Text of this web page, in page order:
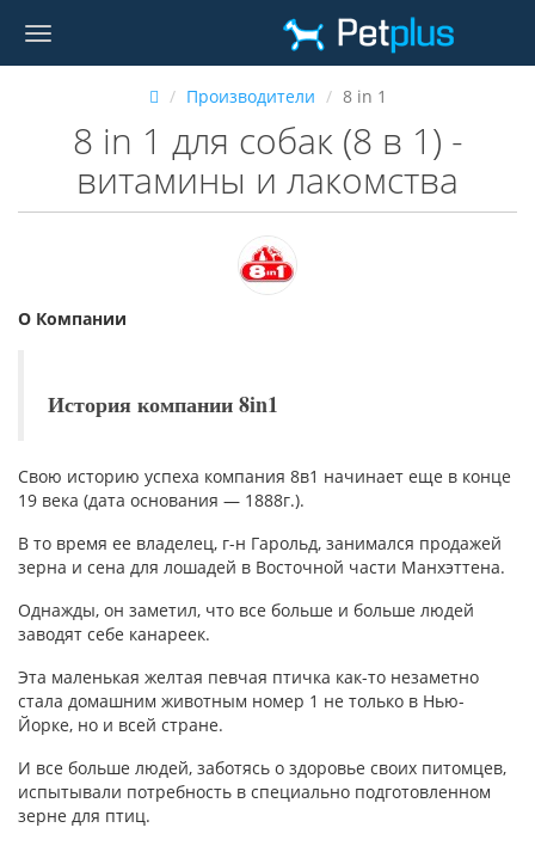
Производители 8 in 1
8 in 1 для собак (8 в 1) -
витамины и лакомства
О Компании
История компании 8in1
Свою историю успеха компания 8в1 начинает еще в конце
19 века (дата основания — 1888г.).
В то время ее владелец, г-н Гарольд, занимался продажей
зерна и сена для лошадей в Восточной части Манхэттена.
Однажды, он заметил, что все больше и больше людей
заводят себе канареек.
Эта маленькая желтая певчая птичка как-то незаметно
стала домашним животным номер 1 не только в Нью-
Йорке, но и всей стране.
И все больше людей, заботясь о здоровье своих питомцев,
испытывали потребность в специально подготовленном
зерне для птиц.